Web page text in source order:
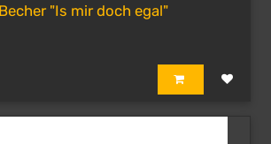
"Is mir doch egal"